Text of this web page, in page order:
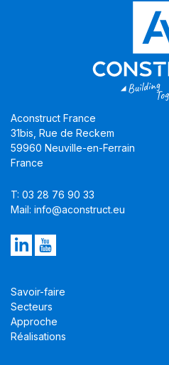
Aconstruct France
31bis, Rue de Reckem
59960 Neuville-en-Ferrain
France
T: 03 28 76 90 33
Mail: info@aconstruct.eu
Savoir-faire
Secteurs
Approche
Réalisations